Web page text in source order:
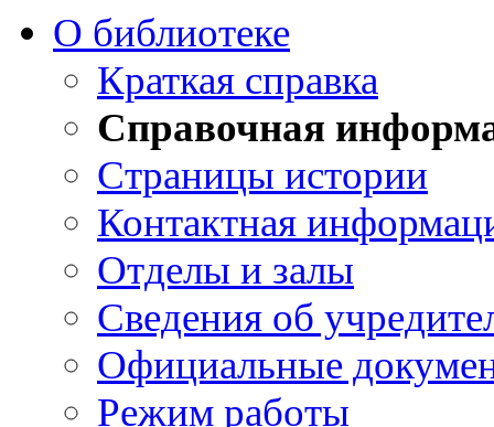
О библиотеке
Краткая справка
Справочная
Страницы истории
Контактная
Отделы и залы
Сведения об
Официальные
Режим работы